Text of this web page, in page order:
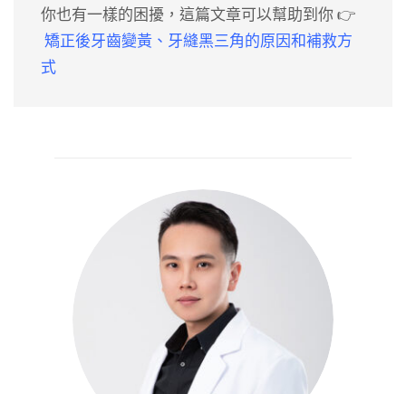
你也有一樣的困擾，這篇文章可以幫助到你 👉
矯正後牙齒變黃、牙縫黑三角的原因和補救方
式